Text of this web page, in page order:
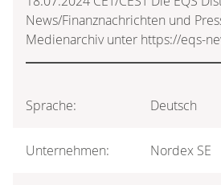
News/Finanznachrichten und
Medienarchiv unter https://eqs-
Sprache: Deutsch
Unternehmen: Nordex SE